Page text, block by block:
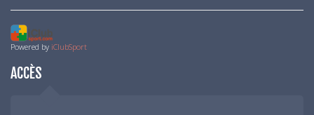
Powered by iClubSport
ACCÈS